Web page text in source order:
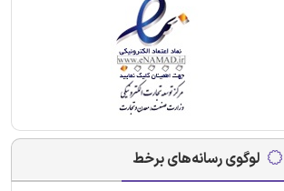
لوگوی رسانه‌های برخط